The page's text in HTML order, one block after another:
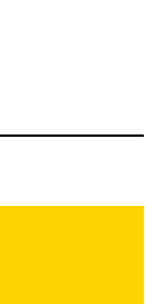
латвійській